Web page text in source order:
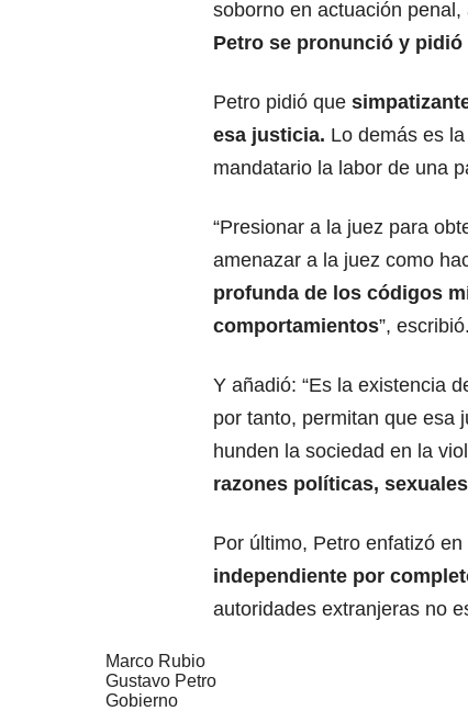
soborno en actuación
Petro se pronunció y
Petro pidió que
esa justicia. Lo demás es
mandatario la labor de una
“Presionar a la juez para
amenazar a la juez como
profunda de los códigos
comportamientos”, escribió.
Y añadió: “Es la existencia
por tanto, permitan que esa
hunden la sociedad en la
razones políticas,
Por último, Petro enfatizó en
independiente por
autoridades extranjeras no
Marco Rubio
Gustavo Petro
Gobierno